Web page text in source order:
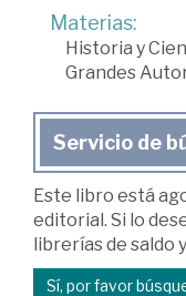
Materias:
Historia y
Grandes
Servicio de
Este libro está
editorial. Si lo
librerías de saldo
Sí, por favor